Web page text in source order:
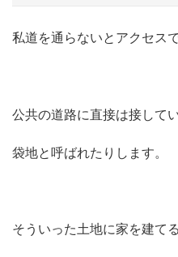
私道を通らないとアクセス
公共の道路に直接は接して
袋地と呼ばれたりします。
そういった土地に家を建てる